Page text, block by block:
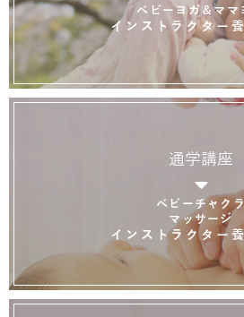
ベビーヨガ＆ママ
インストラクター
通学講座
ベビーチャク
マッサージ
インストラクター